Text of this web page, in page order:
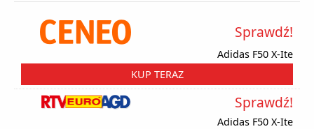
Adidas F50 X-Ite
Sprawdź!
KUP TERAZ
Adidas F50 X-Ite
Sprawdź!